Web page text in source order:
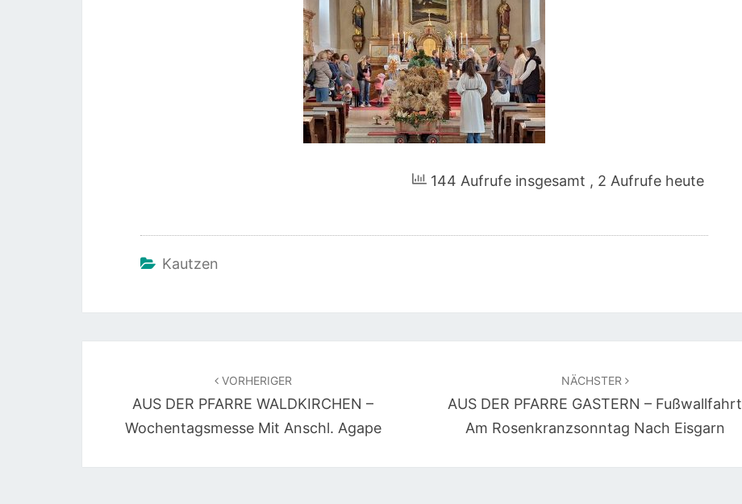
144 Aufrufe insgesamt , 2 Aufrufe heute
Kautzen
VORHERIGER
AUS DER PFARRE WALDKIRCHEN –
Wochentagsmesse Mit Anschl. Agape
NÄCHSTER
AUS DER PFARRE GASTERN – Fußwallfahrt
Am Rosenkranzsonntag Nach Eisgarn